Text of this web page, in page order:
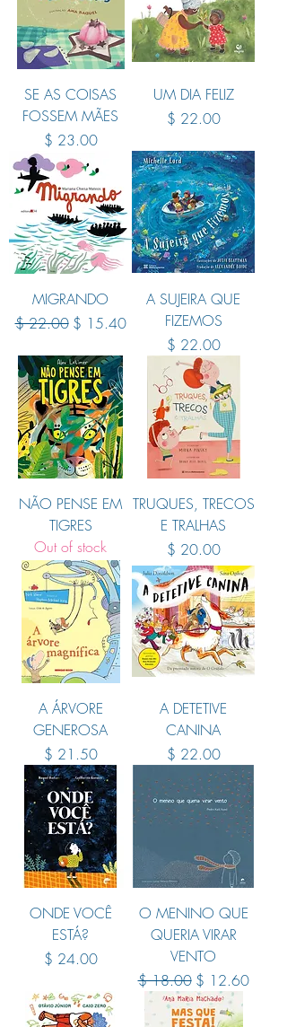
SE AS COISAS
FOSSEM MÃES
Price
$ 23.00
UM DIA FELIZ
Price
$ 22.00
MIGRANDO
Regular Price
$ 22.00 Sale Price
$ 15.40
A SUJEIRA QUE
FIZEMOS
Price
$ 22.00
NÃO PENSE EM
TIGRES
Out of stock
TRUQUES, TRECOS
E TRALHAS
Price
$ 20.00
A ÁRVORE
GENEROSA
Price
$ 21.50
A DETETIVE
CANINA
Price
$ 22.00
ONDE VOCÊ
ESTÁ?
Price
$ 24.00
O MENINO QUE
QUERIA VIRAR
VENTO
Regular Price
$ 18.00 Sale Price
$ 12.60